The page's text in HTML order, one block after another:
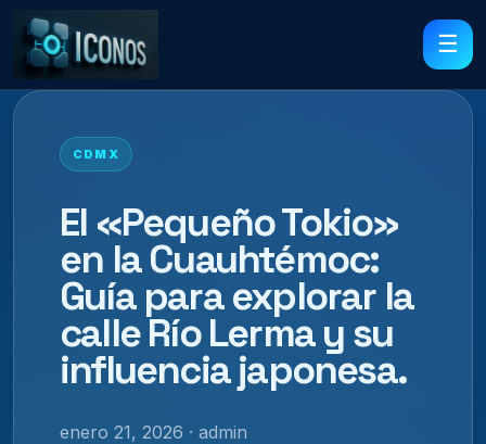
☰
CDMX
El «Pequeño Tokio»
en la Cuauhtémoc:
Guía para explorar la
calle Río Lerma y su
influencia japonesa.
enero 21, 2026 · admin